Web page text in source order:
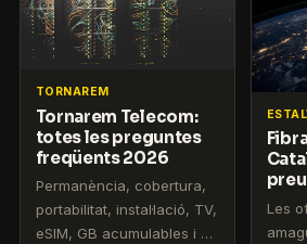
a una segona residència.
TORNAREM
Tornarem Telecom:
totes les preguntes
freqüents 2026
Permanència, cobertura,
portabilitat, instal·lació, TV,
eSIM, GB acumulables i el
Les